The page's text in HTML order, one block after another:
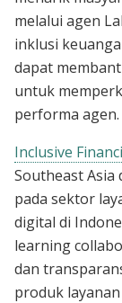
melalui agen
inklusi
dapat
untuk
performa agen.
Inclusive
Southeast
pada sektor
digital di
learning
dan
produk